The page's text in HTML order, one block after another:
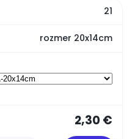
21
rozmer 20x14cm
2,30 €